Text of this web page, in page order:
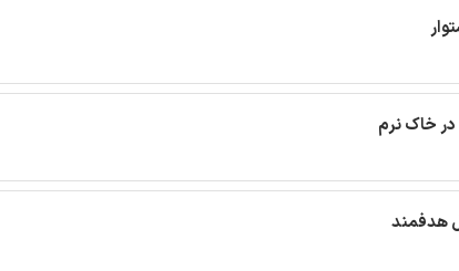
خاک نرم
هدفمند